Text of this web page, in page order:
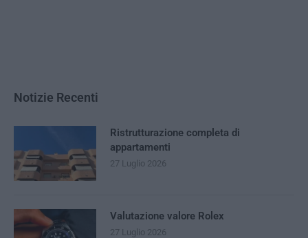
Notizie Recenti
Ristrutturazione completa di
appartamenti
27 Luglio 2026
Valutazione valore Rolex
27 Luglio 2026